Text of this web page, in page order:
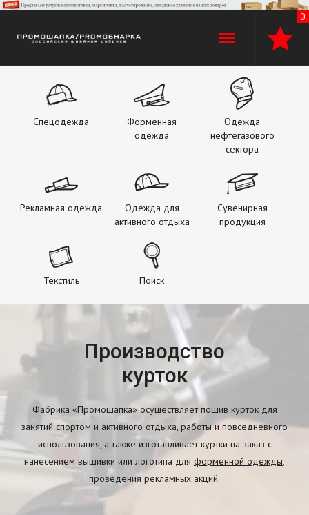
0
529-74-02
+7 (920) 110-30-00
Производство
Спецодежда
Форменная
одежда
Одежда
нефтегазового
сектора
Рекламная одежда
Одежда для
активного отдыха
Сувенирная
продукция
Текстиль Поиск
Производство
курток
Фабрика «Промошапка» осуществляет пошив курток для
занятий спортом и активного отдыха, работы и повседневного
использования, а также изготавливает куртки на заказ с
нанесением вышивки или логотипа для форменной одежды,
проведения рекламных акций.